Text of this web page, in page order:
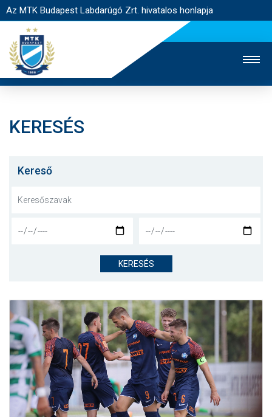
Az MTK Budapest Labdarúgó Zrt. hivatalos honlapja
JEGYÉRTÉKESÍTÉS
NYITÓLAP
CSAPATOK
KLUB
GALÉRIA
SZURKOLÓI ÉLMÉNYEK
AKKREDITÁCIÓ
KERESÉS
Kereső
KERESÉS